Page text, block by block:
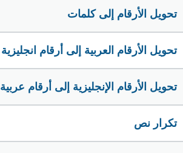
تحويل الأرقام إلى كلمات
تحويل الأرقام العربية إلى أرقام انجليزية
تحويل الأرقام الإنجليزية إلى أرقام عربية
تكرار نص